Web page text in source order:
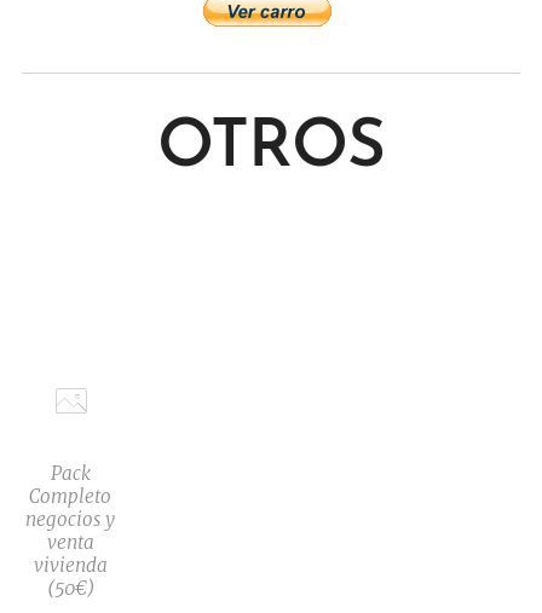
OTROS
Pack
Completo
negocios y
venta
vivienda
(50€)